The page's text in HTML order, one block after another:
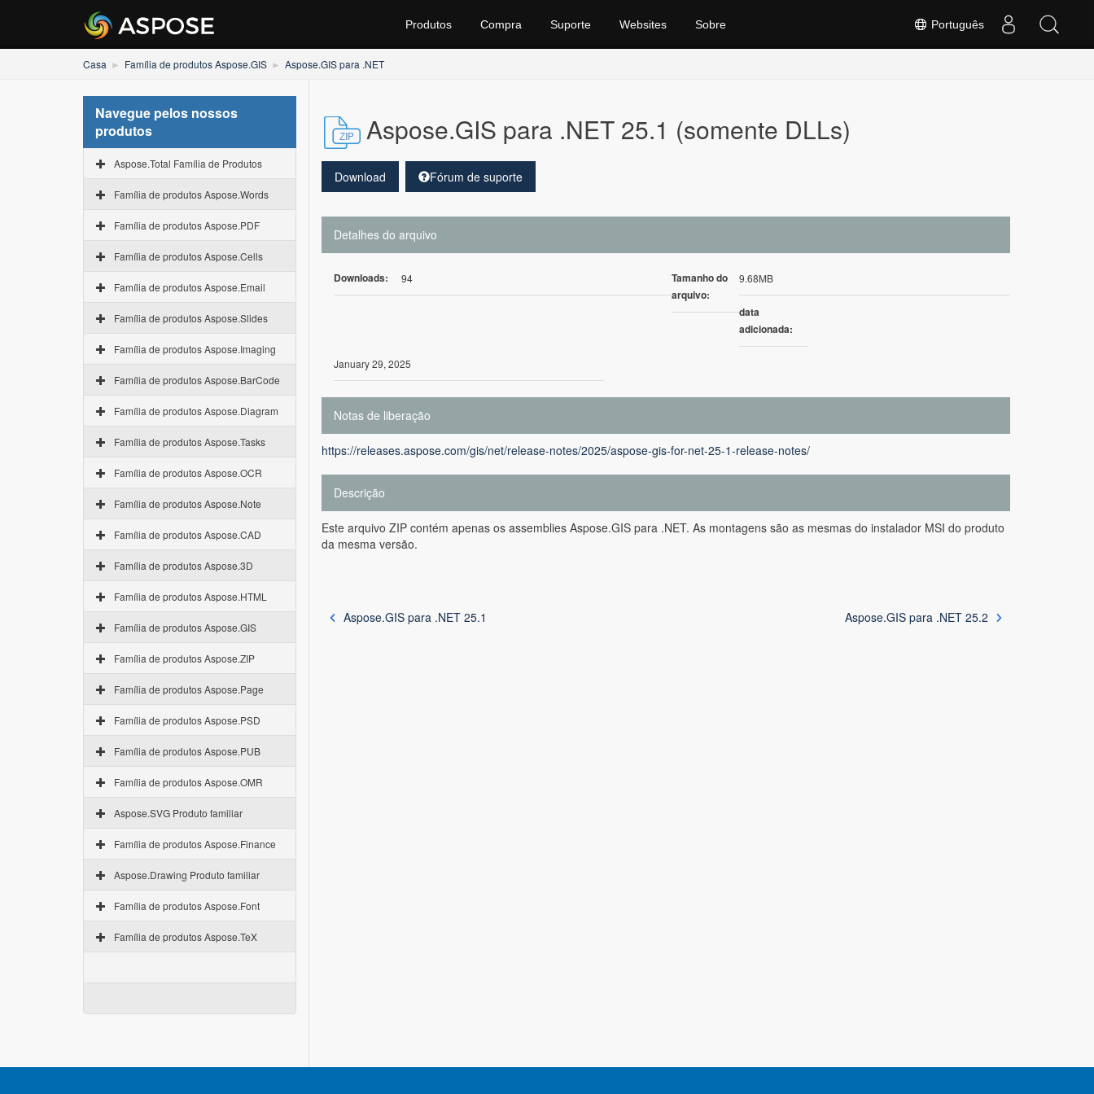
Português
Produtos Compra Suporte Websites Sobre
Casa Família de produtos Aspose.GIS Aspose.GIS para .NET
Navegue pelos nossos
produtos
Aspose.Total Família de Produtos
Família de produtos Aspose.Words
Família de produtos Aspose.PDF
Família de produtos Aspose.Cells
Família de produtos Aspose.Email
Família de produtos Aspose.Slides
Família de produtos Aspose.Imaging
Família de produtos Aspose.BarCode
Família de produtos Aspose.Diagram
Família de produtos Aspose.Tasks
Família de produtos Aspose.OCR
Família de produtos Aspose.Note
Família de produtos Aspose.CAD
Família de produtos Aspose.3D
Família de produtos Aspose.HTML
Família de produtos Aspose.GIS
Família de produtos Aspose.ZIP
Família de produtos Aspose.Page
Família de produtos Aspose.PSD
Família de produtos Aspose.PUB
Família de produtos Aspose.OMR
Aspose.SVG Produto familiar
Família de produtos Aspose.Finance
Aspose.Drawing Produto familiar
Família de produtos Aspose.Font
Família de produtos Aspose.TeX
Aspose.GIS para .NET 25.1 (somente DLLs)
Download Fórum de suporte
Detalhes do arquivo
Downloads: 94
Tamanho do
arquivo:
9.68MB
data
adicionada:
January 29, 2025
Notas de liberação
https://releases.aspose.com/gis/net/release-notes/2025/aspose-gis-for-net-25-1-release-notes/
Descrição
Este arquivo ZIP contém apenas os assemblies Aspose.GIS para .NET. As montagens são as mesmas do instalador MSI do produto
da mesma versão.
Aspose.GIS para .NET 25.1 Aspose.GIS para .NET 25.2